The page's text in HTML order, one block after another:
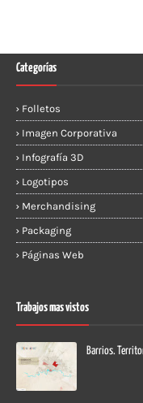
Categorías
Folletos
Imagen Corporativa
Infografía 3D
Logotipos
Merchandising
Packaging
Páginas Web
Trabajos mas vistos
Barrios.